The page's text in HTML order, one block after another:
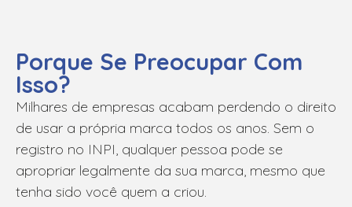
Porque Se Preocupar Com
Isso?
Milhares de empresas acabam perdendo o direito
de usar a própria marca todos os anos. Sem o
registro no INPI, qualquer pessoa pode se
apropriar legalmente da sua marca, mesmo que
tenha sido você quem a criou.